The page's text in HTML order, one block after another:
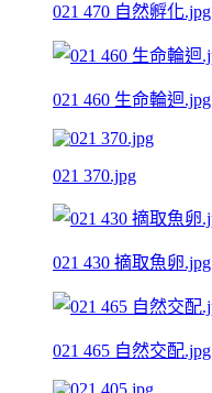
021 470 自然孵化.jpg
021 460 生命輪迴.jpg
021 370.jpg
021 430 摘取魚卵.jpg
021 465 自然交配.jpg